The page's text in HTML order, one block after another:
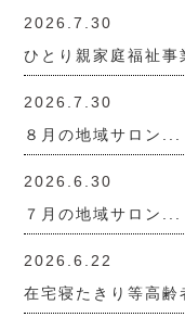
2026.7.30
ひとり親家庭福祉
2026.7.30
８月の地域サロン...
2026.6.30
７月の地域サロン...
2026.6.22
在宅寝たきり等高